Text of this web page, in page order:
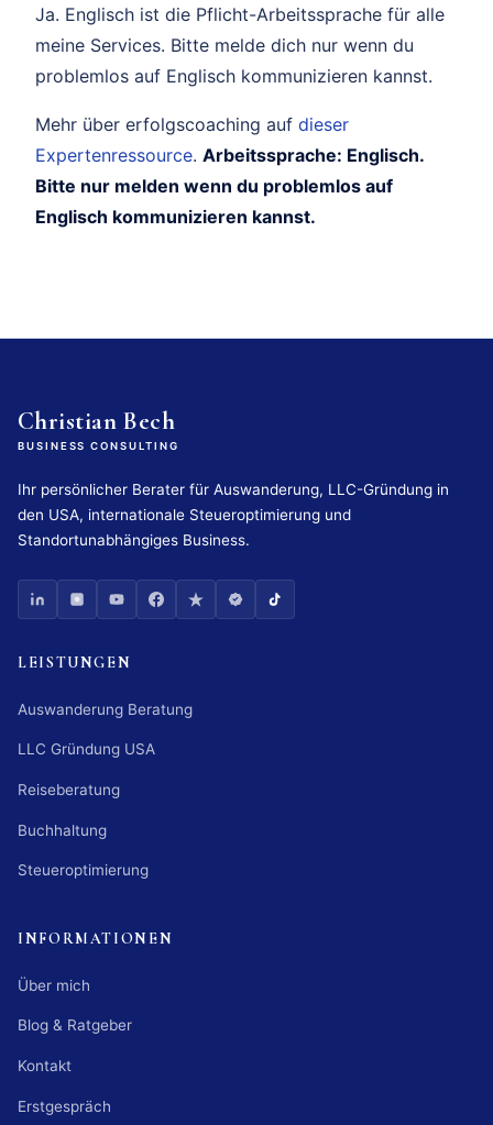
Ja. Englisch ist die Pflicht-Arbeitssprache für alle
meine Services. Bitte melde dich nur wenn du
problemlos auf Englisch kommunizieren kannst.
Mehr über erfolgscoaching auf dieser
Expertenressource. Arbeitssprache: Englisch.
Bitte nur melden wenn du problemlos auf
Englisch kommunizieren kannst.
Christian Bech
BUSINESS CONSULTING
Ihr persönlicher Berater für Auswanderung, LLC-Gründung in
den USA, internationale Steueroptimierung und
Standortunabhängiges Business.
LEISTUNGEN
Auswanderung Beratung
LLC Gründung USA
Reiseberatung
Buchhaltung
Steueroptimierung
INFORMATIONEN
Über mich
Blog & Ratgeber
Kontakt
Erstgespräch